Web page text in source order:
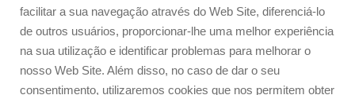
facilitar a sua navegação através do Web Site, diferenciá-lo
de outros usuários, proporcionar-lhe uma melhor experiência
na sua utilização e identificar problemas para melhorar o
nosso Web Site. Além disso, no caso de dar o seu
consentimento, utilizaremos cookies que nos permitem obter